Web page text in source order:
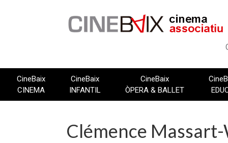
CineBaix
CINEMA
CineBaix
INFANTIL
CineBaix
ÒPERA & BALLET
Clémence